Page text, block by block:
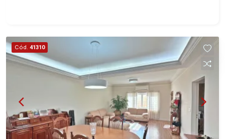
Cód. 41310